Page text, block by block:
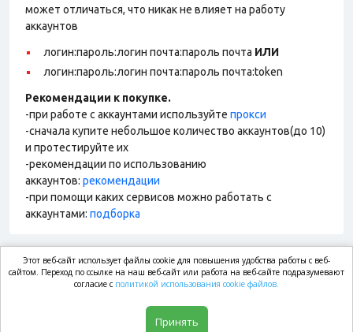
может отличаться, что никак не влияет на работу
аккаунтов
логин:пароль:логин почта:пароль почта ИЛИ
логин:пароль:логин почта:пароль почта:token
Рекомендации к покупке.
-при работе с аккаунтами используйте прокси
-сначала купите небольшое количество аккаунтов(до 10)
и протестируйте их
-рекомендации по использованию
аккаунтов: рекомендации
-при помощи каких сервисов можно работать с
аккаунтами: подборка
market.com
Этот веб-сайт использует файлы cookie для повышения удобства работы с веб-
сайтом. Переход по ссылке на наш веб-сайт или работа на веб-сайте подразумевают
согласие с политикой использования cookie файлов.
Принять